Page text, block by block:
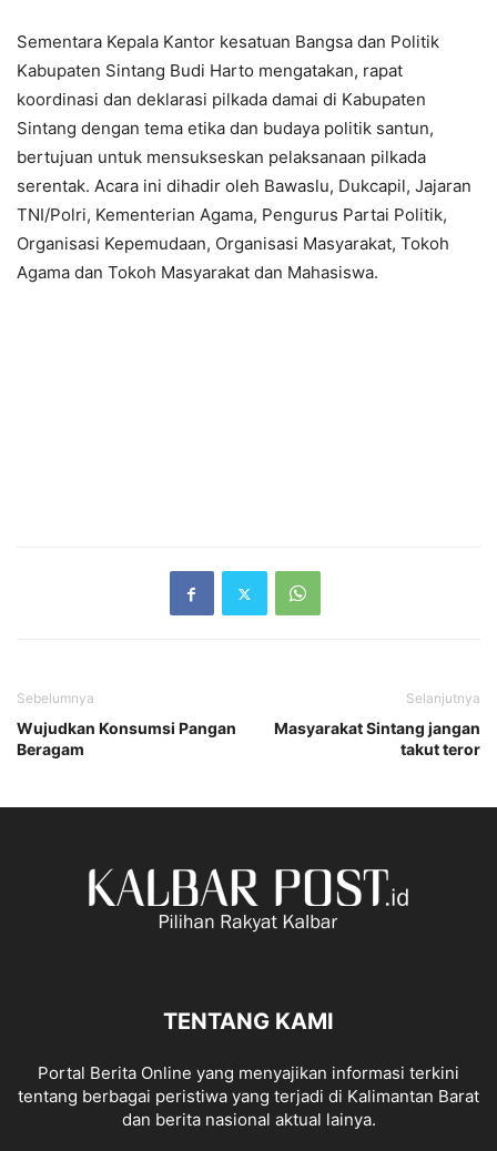
Sementara Kepala Kantor kesatuan Bangsa dan Politik
Kabupaten Sintang Budi Harto mengatakan, rapat
koordinasi dan deklarasi pilkada damai di Kabupaten
Sintang dengan tema etika dan budaya politik santun,
bertujuan untuk mensukseskan pelaksanaan pilkada
serentak. Acara ini dihadir oleh Bawaslu, Dukcapil, Jajaran
TNI/Polri, Kementerian Agama, Pengurus Partai Politik,
Organisasi Kepemudaan, Organisasi Masyarakat, Tokoh
Agama dan Tokoh Masyarakat dan Mahasiswa.
Sebelumnya
Wujudkan Konsumsi Pangan
Beragam
Selanjutnya
Masyarakat Sintang jangan
takut teror
TENTANG KAMI
Portal Berita Online yang menyajikan informasi terkini
tentang berbagai peristiwa yang terjadi di Kalimantan Barat
dan berita nasional aktual lainya.